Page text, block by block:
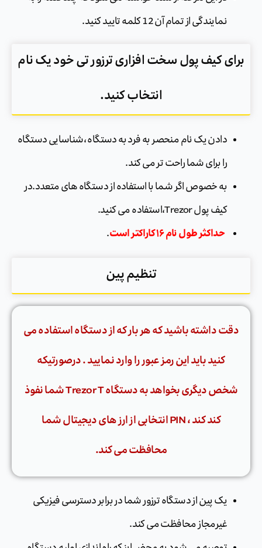
نمایندگی از تمام آن 12 کلمه تایید کنید.
برای کیف پول سخت افزاری ترزور تی خود یک نام
انتخاب کنید.
دادن یک نام منحصر به فرد به دستگاه ،شناسایی دستگاه
را برای شما راحت تر می کند.
به خصوص اگر شما با استفاده از دستگاه های متعدد.در
کیف پول Trezor،استفاده می کنید.
حداکثر طول نام ۱۶ کاراکتر است .
تنظیم پین
دقت داشته باشید که هر بار که از دستگاه استفاده می
کنید باید این رمز عبور را وارد نمایید . درصورتیکه
شخص دیگری بخواهد به دستگاه Trezor T شما نفوذ
کند کند ، PIN انتخابی از ارز های دیجیتال شما
محافظت می کند.
یک پین از دستگاه ترزور شما در برابر دسترسی فیزیکی
غیرمجاز محافظت می کند.